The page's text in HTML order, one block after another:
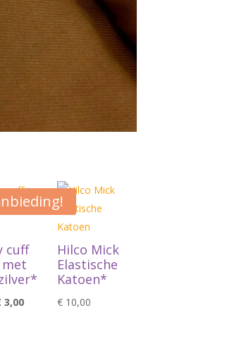
cuff
3,00Huidige
Hilco Mick
Elastische
Katoen*
€ 10,00